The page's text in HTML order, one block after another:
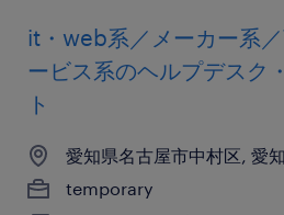
it・web系／メーカー系
ービス系のヘルプデスク
ト
愛知県名古屋市中村区, 愛
temporary